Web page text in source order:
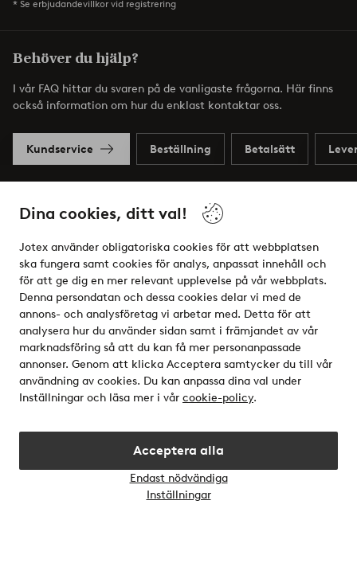
Dina cookies, ditt val!
Jotex använder obligatoriska cookies för att webbplatsen
ska fungera samt cookies för analys, anpassat innehåll och
för att ge dig en mer relevant upplevelse på vår webbplats.
Denna persondatan och dessa cookies delar vi med de
annons- och analysföretag vi arbetar med. Detta för att
analysera hur du använder sidan samt i främjandet av vår
marknadsföring så att du kan få mer personanpassade
annonser. Genom att klicka Acceptera samtycker du till vår
användning av cookies. Du kan anpassa dina val under
Inställningar och läsa mer i vår cookie-policy.
Acceptera alla
Endast nödvändiga
Inställningar
* Se erbjudandevillkor vid registrering
Behöver du hjälp?
I vår FAQ hittar du svaren på de vanligaste frågorna. Här finns
också information om hur du enklast kontaktar oss.
Kundservice Beställning Betalsätt
Mina sidor
Om Jotex
Våra tjänster
Villkor
Vänner
Säkra betalningar - Betala direkt eller dela upp